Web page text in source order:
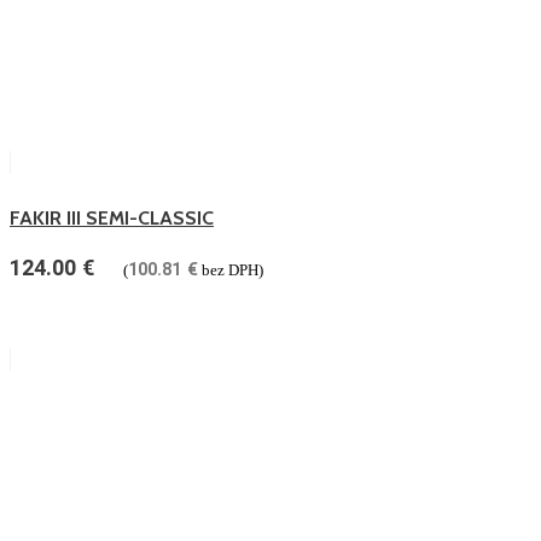
FAKIR III SEMI-CLASSIC
124.00 € (100.81 € bez DPH)